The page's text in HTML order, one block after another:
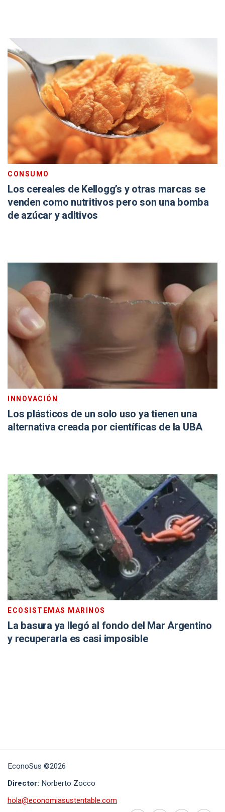
CONSUMO
Los cereales de Kellogg’s y otras marcas se
venden como nutritivos pero son una bomba
de azúcar y aditivos
INNOVACIÓN
Los plásticos de un solo uso ya tienen una
alternativa creada por científicas de la UBA
ECOSISTEMAS MARINOS
La basura ya llegó al fondo del Mar Argentino
y recuperarla es casi imposible
EconoSus ©2026
Director: Norberto Zocco
hola@economiasustentable.com